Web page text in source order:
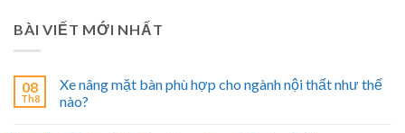
BÀI VIẾT MỚI NHẤT
08
Th8
Xe nâng mặt bàn phù hợp cho ngành nội thất như thế
nào?